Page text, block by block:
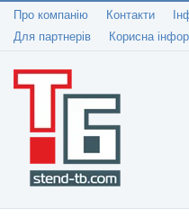
Про компанію Контакти
Для партнерів
Корисна